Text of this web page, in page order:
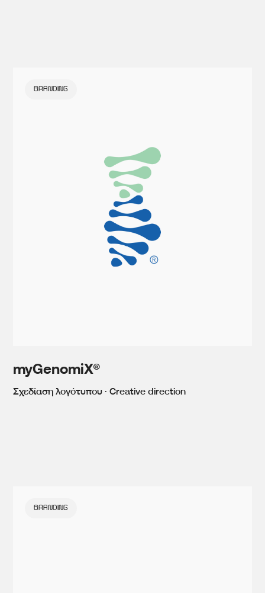
myGenomiX®
Σχεδίαση λογότυπου · Creative direction
BRANDING
BRANDING